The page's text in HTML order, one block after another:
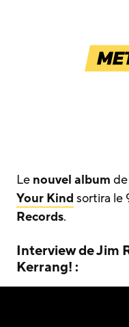
Le nouvel album de
Your Kind sortira le
Records.
Interview de Jim
Kerrang! :